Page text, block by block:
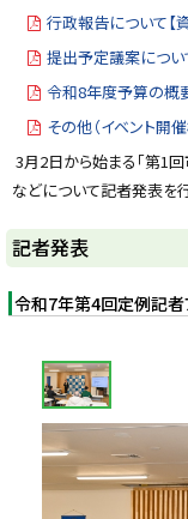
行政報告について【
提出予定議案につい
令和8年度予算の概
その他（イベント開催
3月2日から始まる「第1
などについて記者発表を
ト
ッ
プ
記者発表
令和7年第4回定例記者
画
像
ラ